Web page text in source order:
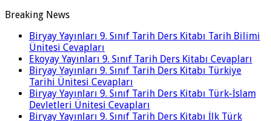
Breaking News
Biryay Yayınları 9. Sınıf Tarih Ders Kitabı Tarih Bilimi
Ünitesi Cevapları
Ekoyay Yayınları 9. Sınıf Tarih Ders Kitabı Cevapları
Biryay Yayınları 9. Sınıf Tarih Ders Kitabı Türkiye
Tarihi Ünitesi Cevapları
Biryay Yayınları 9. Sınıf Tarih Ders Kitabı Türk-İslam
Devletleri Ünitesi Cevapları
Biryay Yayınları 9. Sınıf Tarih Ders Kitabı İlk Türk